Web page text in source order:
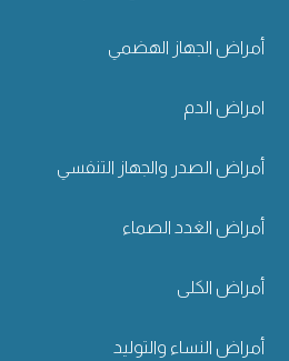
أمراض الجهاز الهضمي
امراض الدم
أمراض الصدر والجهاز التنفسي
أمراض الغدد الصماء
أمراض الكلى
أمراض النساء والتوليد